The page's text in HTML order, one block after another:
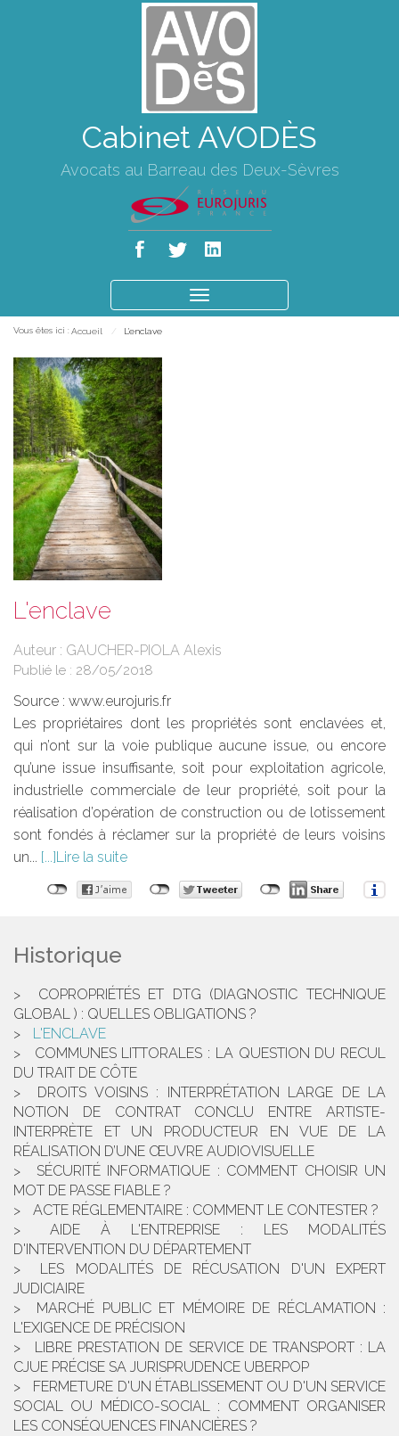
Cabinet AVODÈS
Avocats au Barreau des Deux-Sèvres
le
Vous êtes ici : Accueil L'enclave
L'enclave
Auteur : GAUCHER-PIOLA Alexis
Publié le : 28/05/2018
Source : www.eurojuris.fr
Les propriétaires dont les propriétés sont enclavées et,
qui n’ont sur la voie publique aucune issue, ou encore
qu’une issue insuffisante, soit pour exploitation agricole,
industrielle commerciale de leur propriété, soit pour la
réalisation d’opération de construction ou de lotissement
sont fondés à réclamer sur la propriété de leurs voisins
un...
Lire la suite
Historique
COPROPRIÉTÉS ET DTG (DIAGNOSTIC TECHNIQUE
GLOBAL ) : QUELLES OBLIGATIONS ?
L'ENCLAVE
COMMUNES LITTORALES : LA QUESTION DU RECUL
DU TRAIT DE CÔTE
DROITS VOISINS : INTERPRÉTATION LARGE DE LA
NOTION DE CONTRAT CONCLU ENTRE ARTISTE-
INTERPRÈTE ET UN PRODUCTEUR EN VUE DE LA
RÉALISATION D’UNE ŒUVRE AUDIOVISUELLE
SÉCURITÉ INFORMATIQUE : COMMENT CHOISIR UN
MOT DE PASSE FIABLE ?
ACTE RÉGLEMENTAIRE : COMMENT LE CONTESTER ?
AIDE À L'ENTREPRISE : LES MODALITÉS
D'INTERVENTION DU DÉPARTEMENT
LES MODALITÉS DE RÉCUSATION D'UN EXPERT
JUDICIAIRE
MARCHÉ PUBLIC ET MÉMOIRE DE RÉCLAMATION :
L'EXIGENCE DE PRÉCISION
LIBRE PRESTATION DE SERVICE DE TRANSPORT : LA
CJUE PRÉCISE SA JURISPRUDENCE UBERPOP
FERMETURE D'UN ÉTABLISSEMENT OU D'UN SERVICE
SOCIAL OU MÉDICO-SOCIAL : COMMENT ORGANISER
LES CONSÉQUENCES FINANCIÈRES ?